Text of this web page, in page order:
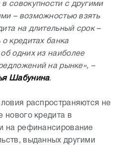
совокупности с другими
– возможностью взять
на длительный срок –
о кредитах банка
одних из наиболее
на рынке», –
Шабунина.
распространяются не
нового кредита в
на рефинансирование
выданных другими